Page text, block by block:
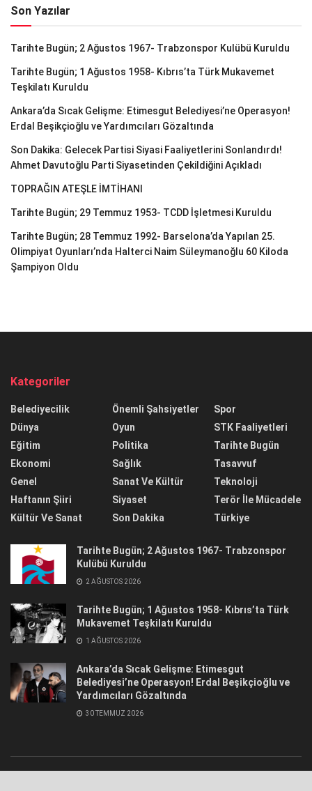
Son Yazılar
Tarihte Bugün; 2 Ağustos 1967- Trabzonspor Kulübü Kuruldu
Tarihte Bugün; 1 Ağustos 1958- Kıbrıs’ta Türk Mukavemet
Teşkilatı Kuruldu
Ankara’da Sıcak Gelişme: Etimesgut Belediyesi’ne Operasyon!
Erdal Beşikçioğlu ve Yardımcıları Gözaltında
Son Dakika: Gelecek Partisi Siyasi Faaliyetlerini Sonlandırdı!
Ahmet Davutoğlu Parti Siyasetinden Çekildiğini Açıkladı
TOPRAĞIN ATEŞLE İMTİHANI
Tarihte Bugün; 29 Temmuz 1953- TCDD İşletmesi Kuruldu
Tarihte Bugün; 28 Temmuz 1992- Barselona’da Yapılan 25.
Olimpiyat Oyunları’nda Halterci Naim Süleymanoğlu 60 Kiloda
Şampiyon Oldu
Kategoriler
Belediyecilik
Dünya
Eğitim
Ekonomi
Genel
Haftanın Şiiri
Kültür Ve Sanat
Önemli Şahsiyetler
Oyun
Politika
Sağlık
Sanat Ve Kültür
Siyaset
Son Dakika
Spor
STK Faaliyetleri
Tarihte Bugün
Tasavvuf
Teknoloji
Terör İle Mücadele
Türkiye
Tarihte Bugün; 2 Ağustos 1967- Trabzonspor
Kulübü Kuruldu
2 AĞUSTOS 2026
Tarihte Bugün; 1 Ağustos 1958- Kıbrıs’ta Türk
Mukavemet Teşkilatı Kuruldu
1 AĞUSTOS 2026
Ankara’da Sıcak Gelişme: Etimesgut
Belediyesi’ne Operasyon! Erdal Beşikçioğlu ve
Yardımcıları Gözaltında
30 TEMMUZ 2026